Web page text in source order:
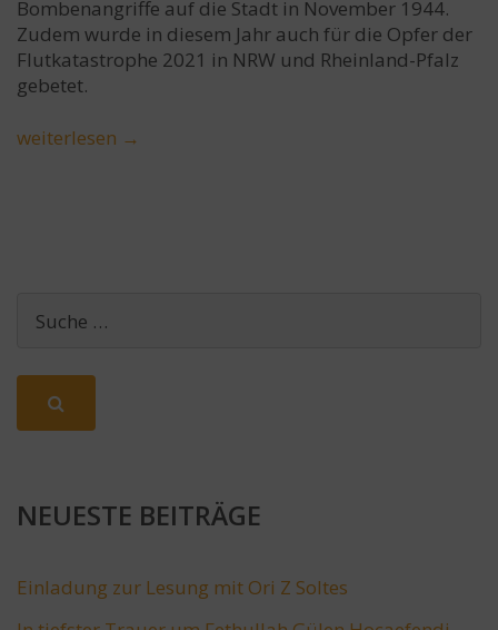
Bombenangriffe auf die Stadt in November 1944.
Zudem wurde in diesem Jahr auch für die Opfer der
Flutkatastrophe 2021 in NRW und Rheinland-Pfalz
gebetet.
weiterlesen →
NEUESTE BEITRÄGE
Einladung zur Lesung mit Ori Z Soltes